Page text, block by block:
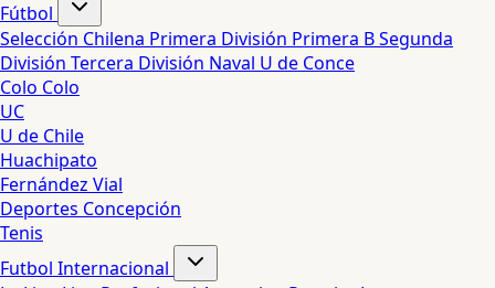
Fútbol
Selección Chilena Primera División Primera BSegunda
División Tercera División Naval U de Conce
Colo Colo
UC
U de Chile
Huachipato
Fernández Vial
Deportes Concepción
Tenis
Futbol Internacional